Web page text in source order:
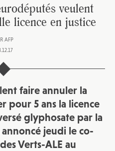
veulent
licence en justice
AFP
faire annuler la
pour 5 ans la licence
glyphosate par la
jeudi le co-
Verts-ALE au